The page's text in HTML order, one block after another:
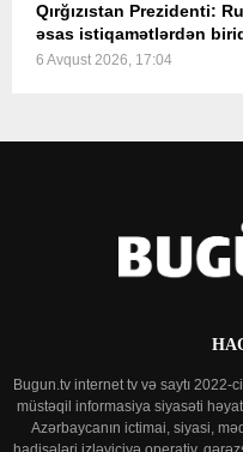
Qırğızıstan Prezidenti:
əsas istiqamətlərdən
6 Avqust 2026, 17:04
Bugun.tv internet tv və saytı
müstəqil informasiya siyasəti
Azərbaycanın ictimai, siyasi,